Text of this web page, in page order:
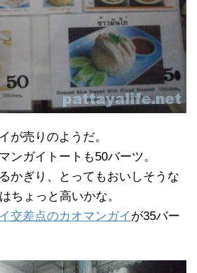
が売りのようだ。
ンガイトートも50バーツ。
かぎり、とってもおいしそうな
ちょっと高いかな。
交差点のカオマンガイ が35バー